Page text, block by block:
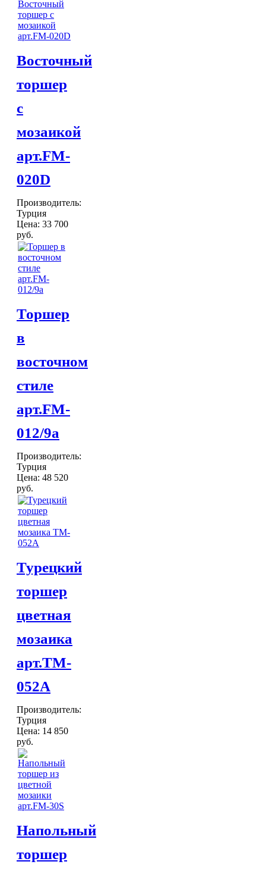
Торшеры Марокко
Светильники для кафе и ресторанов
Светильники дизайнерские
Светильники Лофт
Светильники с цепочками
МЕБЕЛЬ
Столы и столики
Комоды и тумбы
Спальня Марокко
Курны в хамам
Медные тазы и ведра
Плитка Марокко
Двери Марокко
Бабуши тапочки
Вазы
Тарелки и блюда
Подушки
Салфетницы
Свечи и подсвечники
Сундуки
Шкатулки
Хлопковые
Шерстяные
ПОСУДА
Тажины
Чайники и кофейники
Сахарницы, конфетницы,
Пиалы, чаши, салатники
ДОСТАВКА и ОПЛАТА
Восточный
торшер
с
мозаикой
арт.FM-
020D
Производитель:
Турция
Цена: 33 700
руб.
Торшер
в
восточном
стиле
арт.FM-
012/9а
Производитель:
Турция
Цена: 48 520
руб.
Турецкий
торшер
цветная
мозаика
арт.TM-
052A
Производитель:
Турция
Цена: 14 850
руб.
Напольный
торшер